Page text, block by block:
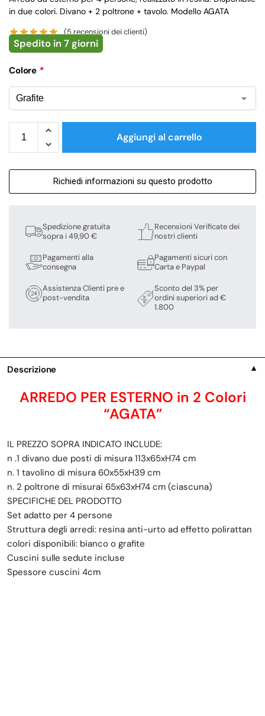
in due colori. Divano + 2 poltrone + tavolo. Modello AGATA
(5recensioni dei clienti)
Spedito in 7 giorni
Colore *
Aggiungi al carrello
Richiedi informazioni su questo prodotto
Spedizione gratuita
sopra i 49,90 €
Pagamenti alla
consegna
Assistenza Clienti pre e
post-vendita
Recensioni Verificate dei
nostri clienti
Pagamenti sicuri con
Carta e Paypal
Sconto del 3% per
ordini superiori ad €
1.800
Descrizione ▼
ARREDO PER ESTERNO in 2 Colori
“AGATA”
IL PREZZO SOPRA INDICATO INCLUDE:
n .1 divano due posti di misura 113x65xH74 cm
n. 1 tavolino di misura 60x55xH39 cm
n. 2 poltrone di misurai 65x63xH74 cm (ciascuna)
SPECIFICHE DEL PRODOTTO
Set adatto per 4 persone
Struttura degli arredi: resina anti-urto ad effetto polirattan
colori disponibili: bianco o grafite
Cuscini sulle sedute incluse
Spessore cuscini 4cm